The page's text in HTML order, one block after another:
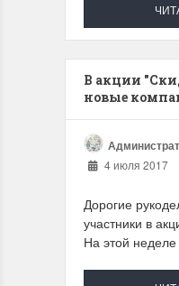
В акции
новые
4 июля 2017
Дорогие
участники в
На этой неделе